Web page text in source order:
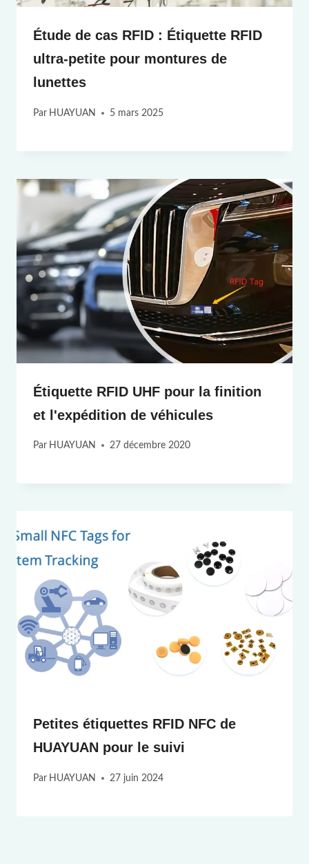
Étude de cas RFID : Étiquette RFID
ultra-petite pour montures de
lunettes
Par HUAYUAN 5 mars 2025
Étiquette RFID UHF pour la finition
et l'expédition de véhicules
Par HUAYUAN 27 décembre 2020
Petites étiquettes RFID NFC de
HUAYUAN pour le suivi
Par HUAYUAN 27 juin 2024